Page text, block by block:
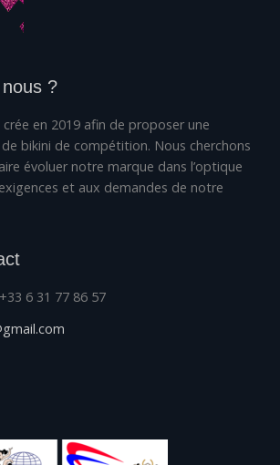
?
en 2019 afin de proposer une
bikini de compétition. Nous cherchons
évoluer notre marque dans l’optique
et aux demandes de notre
6 31 77 86 57